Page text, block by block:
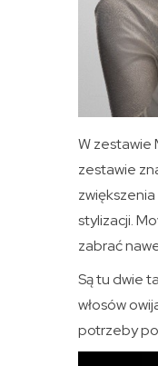
W zestawie
zestawie
stylizacji.
zabrać
Są tu dwie
włosów
potrzeby